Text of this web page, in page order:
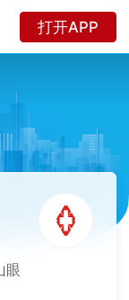
打开APP
眼